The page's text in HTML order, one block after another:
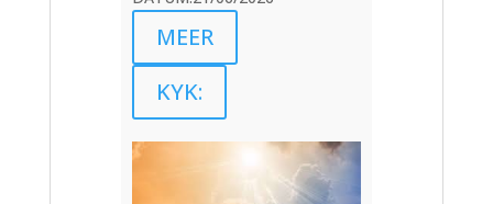
MEER
KYK: